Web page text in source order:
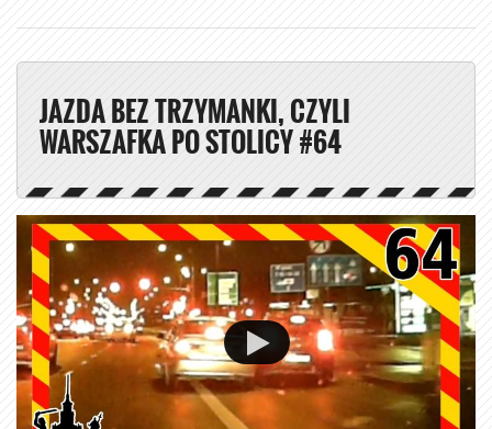
JAZDA BEZ TRZYMANKI, CZYLI
WARSZAFKA PO STOLICY #64